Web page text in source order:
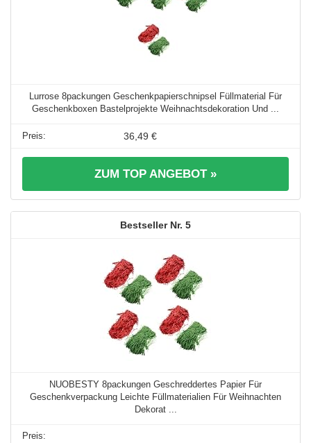
Lurrose 8packungen Geschenkpapierschnipsel Füllmaterial Für
Geschenkboxen Bastelprojekte Weihnachtsdekoration Und ...
36,49 €
ZUM TOP ANGEBOT »
5
NUOBESTY 8packungen Geschreddertes Papier Für
Geschenkverpackung Leichte Füllmaterialien Für Weihnachten
Dekorat ...